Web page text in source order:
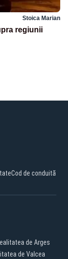
Stoica Marian
regiunii
Cod de conduită
de Arges
de Valcea